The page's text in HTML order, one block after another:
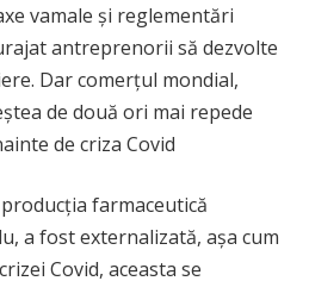
vamale și reglementări
antreprenorii să dezvolte
Dar comerțul mondial,
de două ori mai repede
de criza Covid
farmaceutică
a fost externalizată, așa cum
Covid, aceasta se